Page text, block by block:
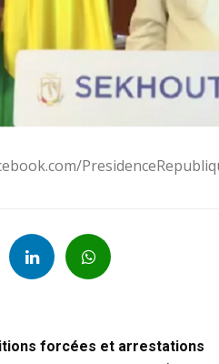
forcées et arrestations